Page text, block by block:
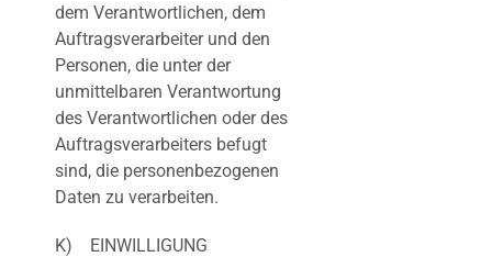
dem Verantwortlichen, dem
Auftragsverarbeiter und den
Personen, die unter der
unmittelbaren Verantwortung
des Verantwortlichen oder des
Auftragsverarbeiters befugt
sind, die personenbezogenen
Daten zu verarbeiten.
K) EINWILLIGUNG